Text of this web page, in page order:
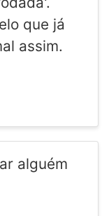
que já
assim.
alguém